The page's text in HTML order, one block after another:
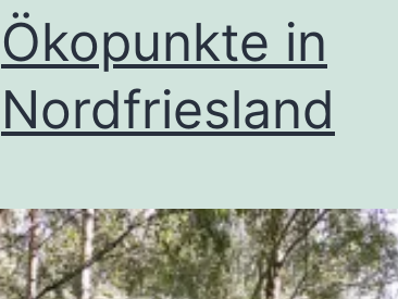
Ökopunkte in
Nordfriesland